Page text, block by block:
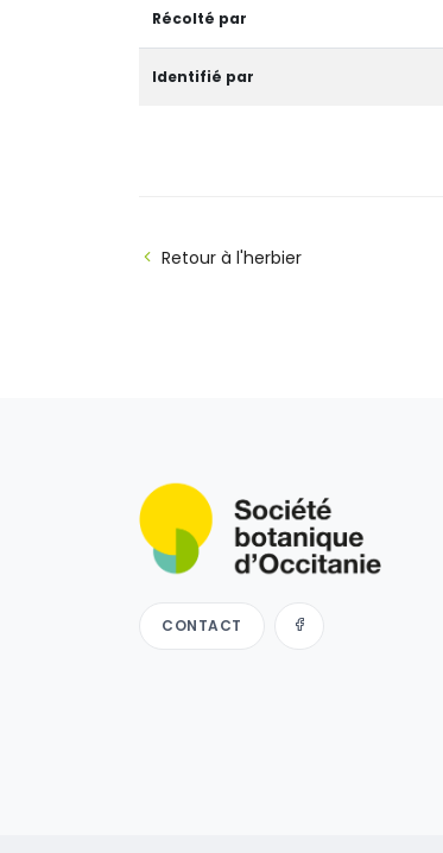
Récolté par
Identifié par
Retour à l'herbier
CONTACT